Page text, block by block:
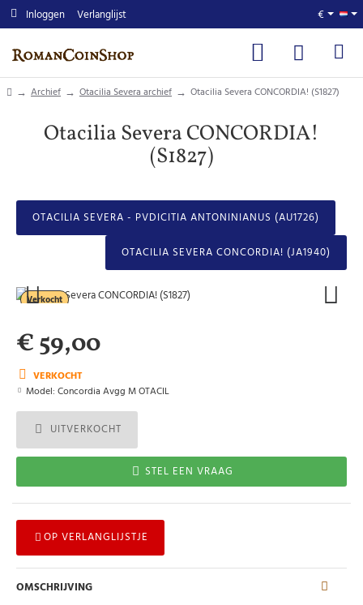
Inloggen Verlanglijst €
homeArchief Otacilia Severa archief Otacilia Severa CONCORDIA! (S1827)
Otacilia Severa CONCORDIA!
(S1827)
OTACILIA SEVERA - PVDICITIA ANTONINIANUS (AU1726)
OTACILIA SEVERA CONCORDIA! (JA1940)
Verkocht
VERKOCHT
Model: Concordia Avgg M OTACIL
€ 59,00
UITVERKOCHT
STEL EEN VRAAG
OP VERLANGLIJSTJE
OMSCHRIJVING